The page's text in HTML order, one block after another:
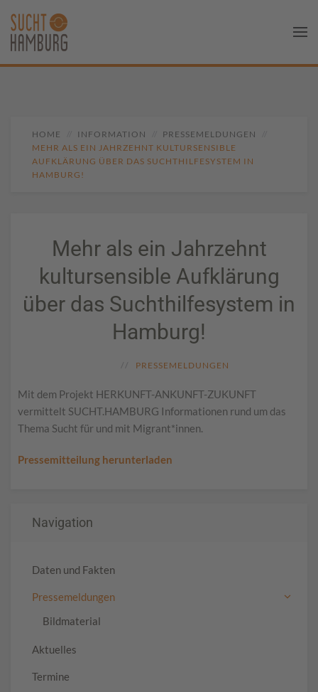
HOME INFORMATION
PRESSEMELDUNGEN
MEHR ALS EIN JAHRZEHNT KULTURSENSIBLE
AUFKLÄRUNG ÜBER DAS SUCHTHILFESYSTEM IN
HAMBURG!
Mehr als ein Jahrzehnt
kultursensible Aufklärung
über das Suchthilfesystem in
Hamburg!
PRESSEMELDUNGEN
Mit dem Projekt HERKUNFT-ANKUNFT-ZUKUNFT
vermittelt SUCHT.HAMBURG Informationen rund um das
Thema Sucht für und mit Migrant*innen.
Pressemitteilung herunterladen
Navigation
Daten und Fakten
Pressemeldungen
Bildmaterial
Aktuelles
Termine